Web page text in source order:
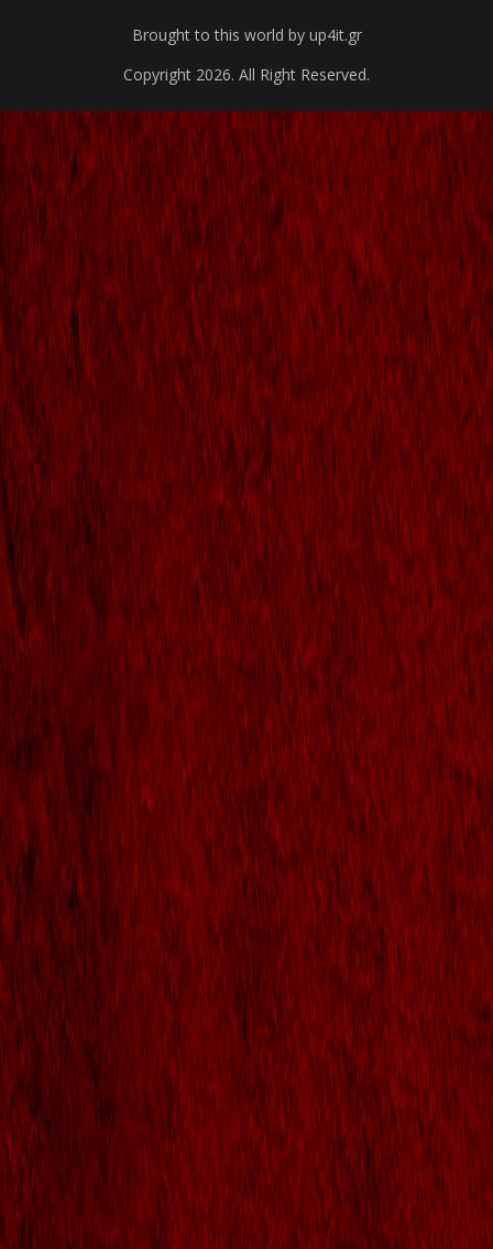
Brought to this world by up4it.gr
Copyright 2026. All Right Reserved.